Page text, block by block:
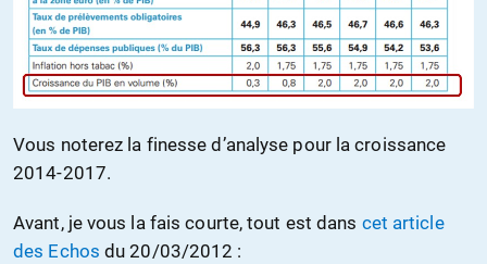
Vous noterez la finesse d’analyse pour la croissance
2014-2017.
Avant, je vous la fais courte, tout est dans cet article
des Echos du 20/03/2012 :